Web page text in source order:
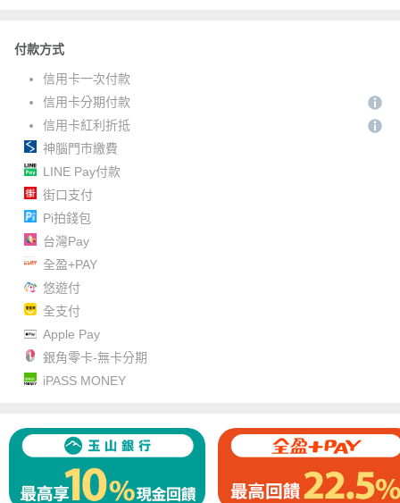
付款方式
信用卡一次付款
信用卡分期付款
信用卡紅利折抵
神腦門市繳費
LINE Pay付款
街口支付
Pi拍錢包
台灣Pay
全盈+PAY
悠遊付
全支付
Apple Pay
銀角零卡-無卡分期
iPASS MONEY